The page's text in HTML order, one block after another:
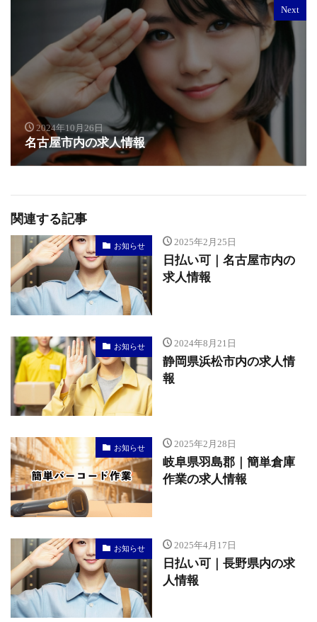
Next
2024年10月26日
名古屋市内の求人情報
関連する記事
お知らせ 2025年2月25日
日払い可｜名古屋市内の
求人情報
お知らせ 2024年8月21日
静岡県浜松市内の求人情
報
お知らせ 2025年2月28日
岐阜県羽島郡｜簡単倉庫
作業の求人情報
お知らせ 2025年4月17日
日払い可｜長野県内の求
人情報